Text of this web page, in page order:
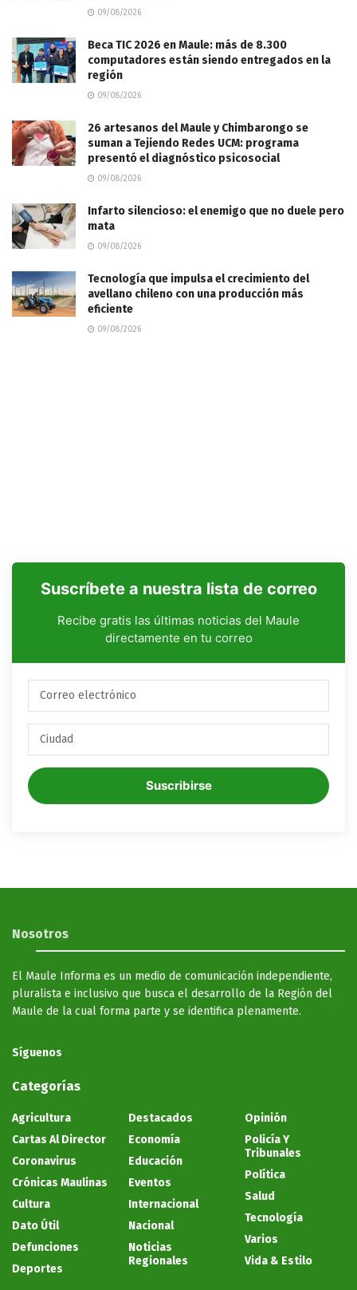
09/08/2026
Beca TIC 2026 en Maule: más de 8.300
computadores están siendo entregados en la
región
09/08/2026
26 artesanos del Maule y Chimbarongo se
suman a Tejiendo Redes UCM: programa
presentó el diagnóstico psicosocial
09/08/2026
Infarto silencioso: el enemigo que no duele pero
mata
09/08/2026
Tecnología que impulsa el crecimiento del
avellano chileno con una producción más
eficiente
09/08/2026
Suscríbete a nuestra lista de correo
Recibe gratis las últimas noticias del Maule
directamente en tu correo
Suscribirse
Nosotros
El Maule Informa es un medio de comunicación independiente,
pluralista e inclusivo que busca el desarrollo de la Región del
Maule de la cual forma parte y se identifica plenamente.
Síguenos
Categorías
Agricultura
Cartas Al Director
Coronavirus
Crónicas Maulinas
Cultura
Dato Útil
Defunciones
Deportes
Destacados
Economía
Educación
Eventos
Internacional
Nacional
Noticias
Regionales
Opinión
Policía Y
Tribunales
Política
Salud
Tecnología
Varios
Vida & Estilo